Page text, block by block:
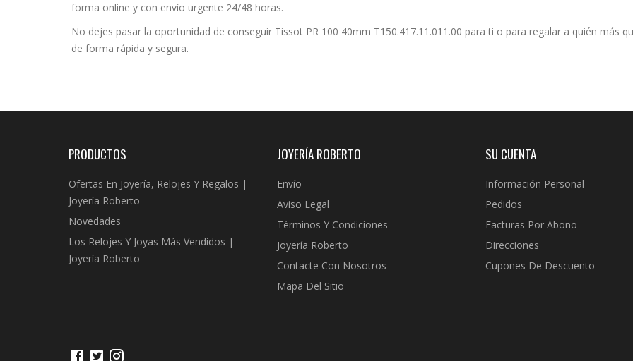
forma online y con envío urgente 24/48 horas.
No dejes pasar la oportunidad de conseguir Tissot PR 100 40mm T150.417.11.011.00 para ti o para regalar a quién más
de forma rápida y segura.
PRODUCTOS
Ofertas En Joyería, Relojes Y Regalos |
Joyería Roberto
Novedades
Los Relojes Y Joyas Más Vendidos |
Joyería Roberto
JOYERÍA ROBERTO
Envío
Aviso Legal
Términos Y Condiciones
Joyería Roberto
Contacte Con Nosotros
Mapa Del Sitio
SU CUENTA
Información Personal
Pedidos
Facturas Por Abono
Direcciones
Cupones De Descuento